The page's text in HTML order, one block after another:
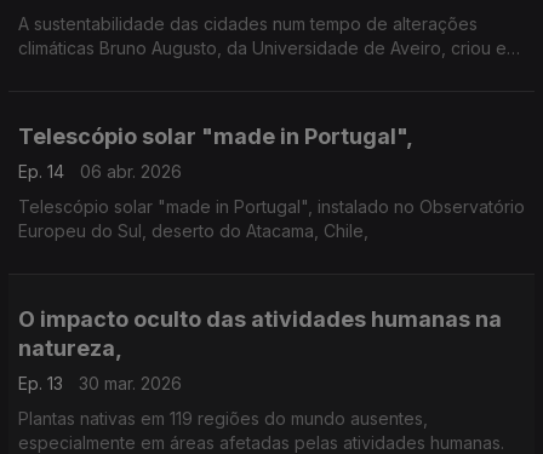
A sustentabilidade das cidades num tempo de alterações
climáticas Bruno Augusto, da Universidade de Aveiro, criou e
Telescópio solar "made in Portugal",
Ep. 14
06 abr. 2026
Telescópio solar "made in Portugal", instalado no Observatório
Europeu do Sul, deserto do Atacama, Chile,
O impacto oculto das atividades humanas na
natureza,
Ep. 13
30 mar. 2026
Plantas nativas em 119 regiões do mundo ausentes,
especialmente em áreas afetadas pelas atividades humanas.